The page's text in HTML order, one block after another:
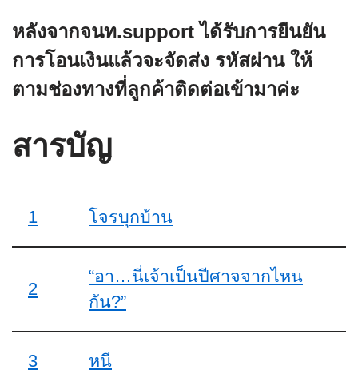
หลังจากจนท.support ได้รับการยืนยัน
การโอนเงินแล้วจะจัดส่ง รหัสผ่านให้
ตามช่องทางที่ลูกค้าติดต่อเข้ามาค่ะ
สารบัญ
1 โจรบุกบ้าน
2
“อา…นี่เจ้าเป็นปีศาจจากไหน
กัน?”
3 หนี